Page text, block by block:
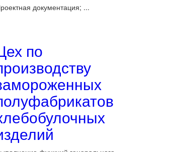
документация; ...
по